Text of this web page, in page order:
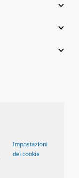
Impostazioni
dei cookie